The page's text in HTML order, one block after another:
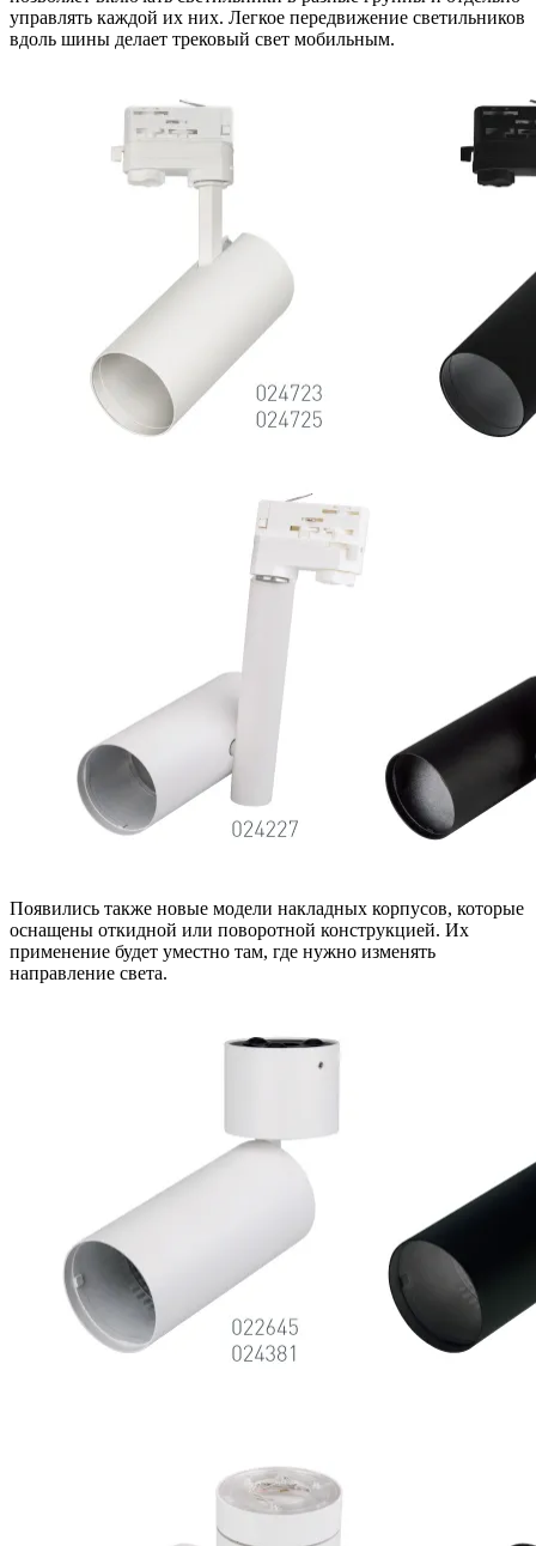
управлять каждой их них. Легкое передвижение светильников
вдоль шины делает трековый свет мобильным.
Появились также новые модели накладных корпусов, которые
оснащены откидной или поворотной конструкцией. Их
применение будет уместно там, где нужно изменять
направление света.